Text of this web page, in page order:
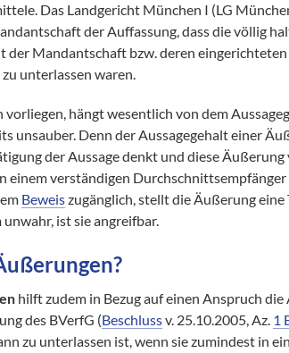
Das Landgericht München I (LG
der Auffassung, dass die völlig
Mandantschaft bzw. deren
unterlassen waren.
hängt wesentlich von dem
unsauber. Denn der Aussagegehalt einer
der Aussage denkt und diese
einem verständigen
Beweiszugänglich, stellt die Äußerung
ist sie angreifbar.
hilft zudem in Bezug auf einen Anspruch
des BVerfG (Beschlussv. 25.10.2005, Az. 1
zu unterlassen ist, wenn sie zumindest in